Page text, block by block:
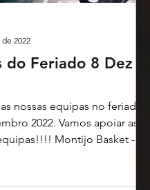
do Feriado 8 Dez
nossas equipas no feriado 8
2022. Vamos apoiar as
Montijo Basket -
2022